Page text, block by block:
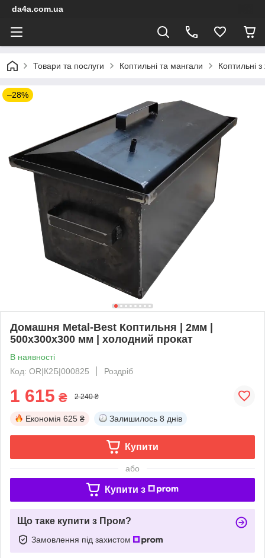
da4a.com.ua
Товари та послуги Коптильні та мангали Коптильні з
–28%
Домашня Metal-Best Коптильня | 2мм |
500х300х300 мм | холодний прокат
В наявності
Код: OR|К2Б|000825
Роздріб
1 615 ₴ 2 240 ₴
Економія 625 ₴ Залишилось 8 днів
Купити
або
Купити з
Що таке купити з Пром?
Замовлення під захистом